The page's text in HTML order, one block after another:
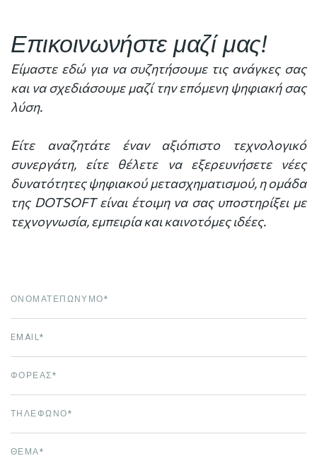
Επικοινωνήστε μαζί μας!
Είμαστε εδώ για να συζητήσουμε τις ανάγκες σας
και να σχεδιάσουμε μαζί την επόμενη ψηφιακή σας
λύση.
Είτε αναζητάτε έναν αξιόπιστο τεχνολογικό
συνεργάτη, είτε θέλετε να εξερευνήσετε νέες
δυνατότητες ψηφιακού μετασχηματισμού, η ομάδα
της DOTSOFT είναι έτοιμη να σας υποστηρίξει με
τεχνογνωσία, εμπειρία και καινοτόμες ιδέες.